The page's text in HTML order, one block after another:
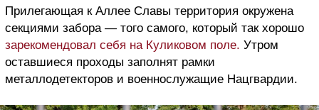
Прилегающая к Аллее Славы территория окружена
секциями забора — того самого, который так хорошо
зарекомендовал себя на Куликовом поле. Утром
оставшиеся проходы заполнят рамки
металлодетекторов и военнослужащие Нацгвардии.